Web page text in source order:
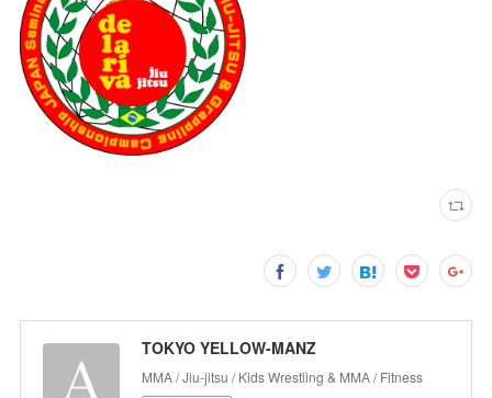
TOKYO YELLOW-MANZ
MMA / Jiu-jitsu / Kids Wrestling & MMA / Fitness